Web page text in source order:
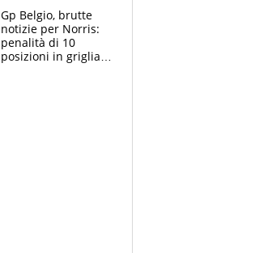
le parolacce"
Gp Belgio, brutte
notizie per Norris:
penalità di 10
posizioni in griglia,